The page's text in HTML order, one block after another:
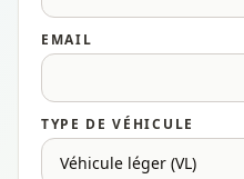
EMAIL
TYPE DE VÉHICULE